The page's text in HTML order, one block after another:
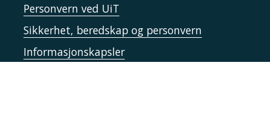
Personvern ved UiT
Sikkerhet, beredskap og personvern
Informasjonskapsler